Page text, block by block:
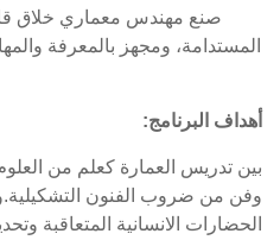
صنع مهندس معماري خلاق
المستدامة، ومجهز بالمعرفة
أهداف البرنامج:
بين تدريس العمارة كعلم من العلوم
وفن من ضروب الفنون
الحضارات الانسانية المتعاقبة